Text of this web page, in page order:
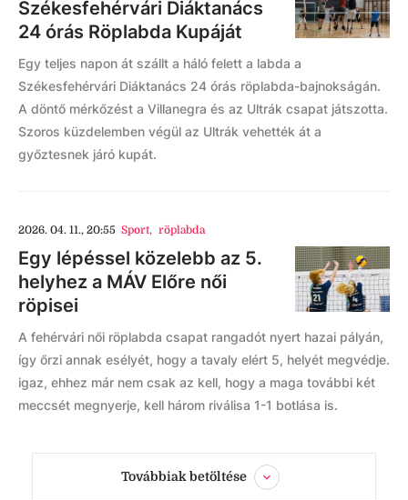
Székesfehérvári Diáktanács
24 órás Röplabda Kupáját
Egy teljes napon át szállt a háló felett a labda a
Székesfehérvári Diáktanács 24 órás röplabda-bajnokságán.
A döntő mérkőzést a Villanegra és az Ultrák csapat játszotta.
Szoros küzdelemben végül az Ultrák vehették át a
győztesnek járó kupát.
2026. 04. 11., 20:55 Sport, röplabda
Egy lépéssel közelebb az 5.
helyhez a MÁV Előre női
röpisei
A fehérvári női röplabda csapat rangadót nyert hazai pályán,
így őrzi annak esélyét, hogy a tavaly elért 5, helyét megvédje.
igaz, ehhez már nem csak az kell, hogy a maga további két
meccsét megnyerje, kell három riválisa 1-1 botlása is.
Továbbiak betöltése